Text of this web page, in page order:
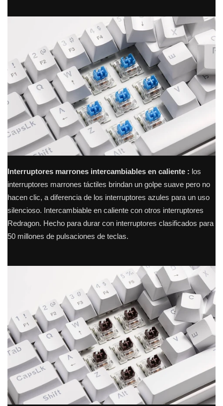
Interruptores marrones intercambiables en caliente : los
interruptores marrones táctiles brindan un golpe suave pero no
hacen clic, a diferencia de los interruptores azules para un uso
silencioso. Intercambiable en caliente con otros interruptores
Redragon. Hecho para durar con interruptores clasificados para
50 millones de pulsaciones de teclas.